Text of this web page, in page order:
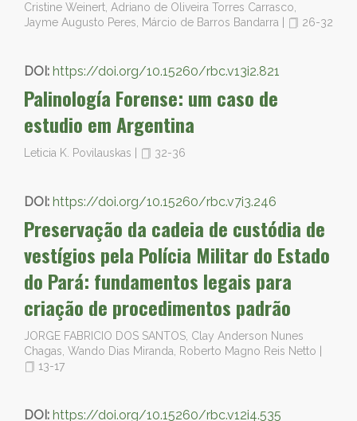
Cristine Weinert, Adriano de Oliveira Torres Carrasco,
Jayme Augusto Peres, Márcio de Barros Bandarra
26-32
DOI: https://doi.org/10.15260/rbc.v13i2.821
Palinología Forense: um caso de
estudio em Argentina
Leticia K. Povilauskas 32-36
DOI: https://doi.org/10.15260/rbc.v7i3.246
Preservação da cadeia de custódia de
vestígios pela Polícia Militar do Estado
do Pará: fundamentos legais para
criação de procedimentos padrão
JORGE FABRICIO DOS SANTOS, Clay Anderson Nunes
Chagas, Wando Dias Miranda, Roberto Magno Reis Netto
13-17
DOI: https://doi.org/10.15260/rbc.v12i4.535